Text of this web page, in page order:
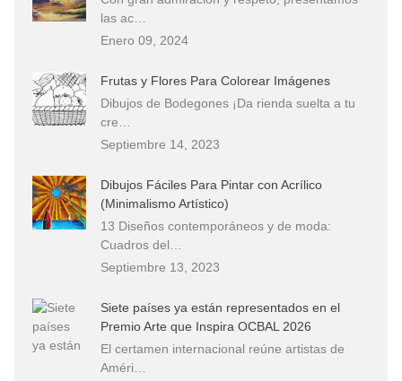
las ac…
Enero 09, 2024
Frutas y Flores Para Colorear Imágenes
Dibujos de Bodegones ¡Da rienda suelta a tu
cre…
Septiembre 14, 2023
Dibujos Fáciles Para Pintar con Acrílico
(Minimalismo Artístico)
13 Diseños contemporáneos y de moda:
Cuadros del…
Septiembre 13, 2023
Siete países ya están representados en el
Premio Arte que Inspira OCBAL 2026
El certamen internacional reúne artistas de
Améri…